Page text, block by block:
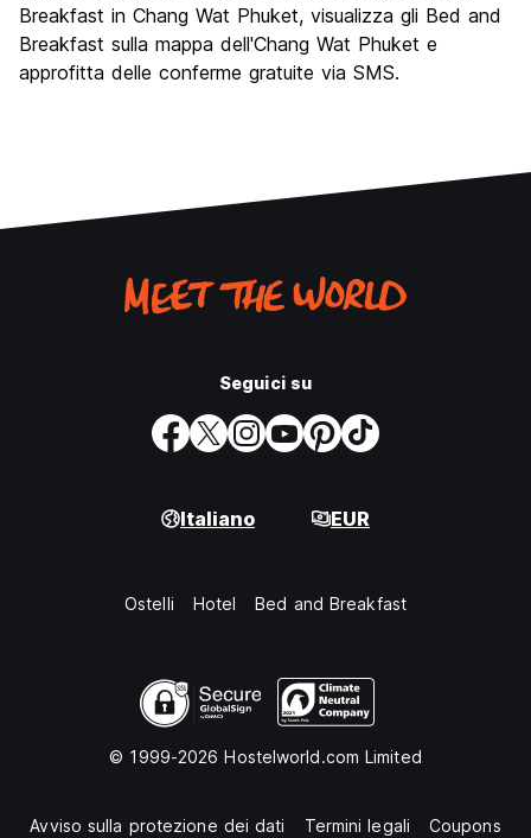
Breakfast in Chang Wat Phuket, visualizza gli Bed and
Breakfast sulla mappa dell'Chang Wat Phuket e
approfitta delle conferme gratuite via SMS.
Seguici su
Italiano EUR
Ostelli Hotel Bed and Breakfast
© 1999-2026 Hostelworld.com Limited
Avviso sulla protezione dei dati Termini legali Coupons